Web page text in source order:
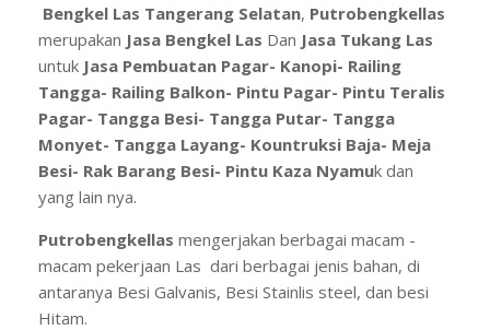
Bengkel Las Tangerang Selatan, Putrobengkellas
merupakan Jasa Bengkel Las Dan Jasa Tukang Las
untuk Jasa Pembuatan Pagar- Kanopi- Railing
Tangga- Railing Balkon- Pintu Pagar- Pintu Teralis
Pagar- Tangga Besi- Tangga Putar- Tangga
Monyet- Tangga Layang- Kountruksi Baja- Meja
Besi- Rak Barang Besi- Pintu Kaza Nyamuk dan
yang lain nya.
Putrobengkellas mengerjakan berbagai macam -
macam pekerjaan Las dari berbagai jenis bahan, di
antaranya Besi Galvanis, Besi Stainlis steel, dan besi
Hitam.